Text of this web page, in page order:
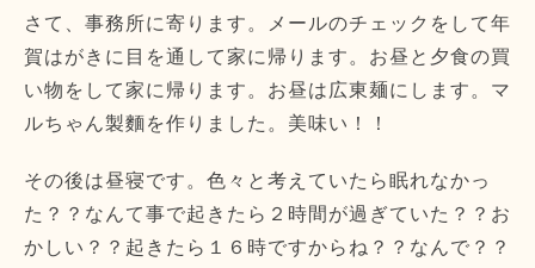
さて、事務所に寄ります。メールのチェックをして年
賀はがきに目を通して家に帰ります。お昼と夕食の買
い物をして家に帰ります。お昼は広東麺にします。マ
ルちゃん製麵を作りました。美味い！！
その後は昼寝です。色々と考えていたら眠れなかっ
た？？なんて事で起きたら２時間が過ぎていた？？お
かしい？？起きたら１６時ですからね？？なんで？？